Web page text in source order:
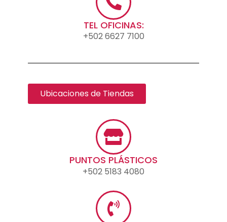
TEL OFICINAS:
+502 6627 7100
Ubicaciones de Tiendas
PUNTOS PLÁSTICOS
+502 5183 4080